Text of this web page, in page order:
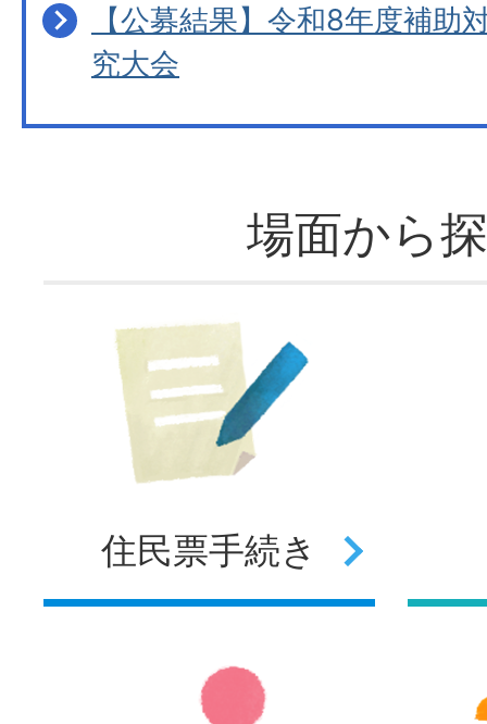
【公募結果】令和8年度補助
究大会
場面から
住民票手続き